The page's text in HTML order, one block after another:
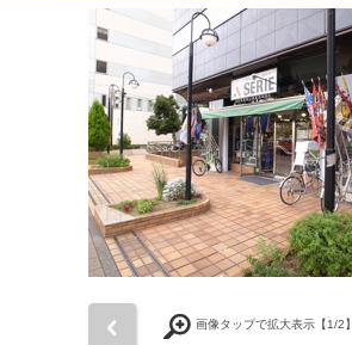
画像タップで拡大表示【1/2】